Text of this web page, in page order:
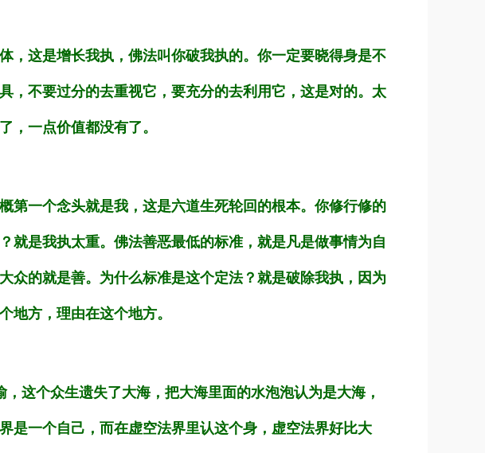
，这是增长我执，佛法叫你破我执的。你一定要晓得身是不
，不要过分的去重视它，要充分的去利用它，这是对的。太
，一点价值都没有了。
第一个念头就是我，这是六道生死轮回的根本。你修行修的
就是我执太重。佛法善恶最低的标准，就是凡是做事情为自
众的就是善。为什么标准是这个定法？就是破除我执，因为
地方，理由在这个地方。
这个众生遗失了大海，把大海里面的水泡泡认为是大海，
是一个自己，而在虚空法界里认这个身，虚空法界好比大